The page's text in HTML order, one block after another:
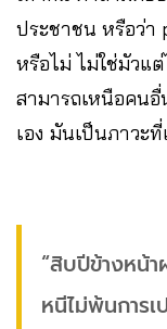
ประชาชน หรือว่า
หรือไม่ ไม่ใช่มัวแ
สามารถเหนือคน
เอง มันเป็นภาวะ
“สิบปีข้างหน้
หนีไม่พ้นการ